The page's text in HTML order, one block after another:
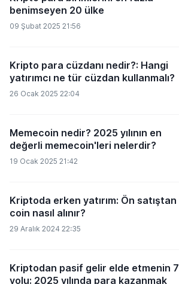
benimseyen 20 ülke
09 Şubat 2025 21:56
Kripto para cüzdanı nedir?: Hangi
yatırımcı ne tür cüzdan kullanmalı?
26 Ocak 2025 22:04
Memecoin nedir? 2025 yılının en
değerli memecoin'leri nelerdir?
19 Ocak 2025 21:42
Kriptoda erken yatırım: Ön satıştan
coin nasıl alınır?
29 Aralık 2024 22:35
Kriptodan pasif gelir elde etmenin 7
yolu: 2025 yılında para kazanmak